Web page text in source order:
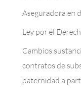
Aseguradora en
Ley por el
Cambios
contratos de
paternidad a